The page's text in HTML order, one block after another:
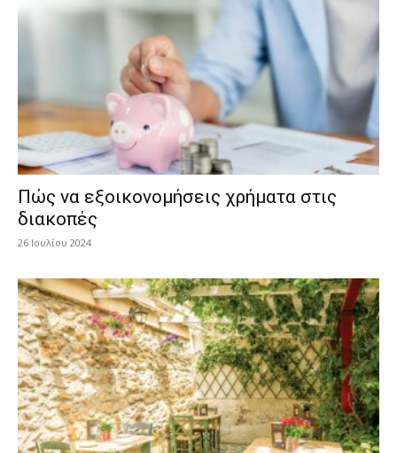
Πώς να εξοικονομήσεις χρήματα στις
διακοπές
26 Ιουλίου 2024